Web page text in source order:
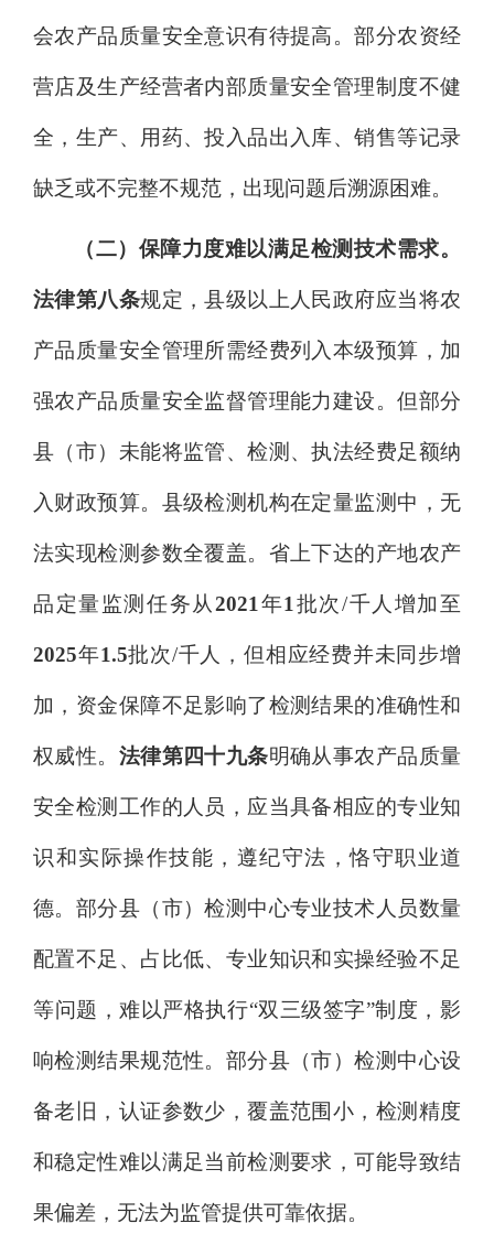
会农产品质量安全意识有待提高。部分农资经
营店及生产经营者内部质量安全管理制度不健
全，生产、用药、投入品出入库、销售等记录
缺乏或不完整不规范，出现问题后溯源困难。
（二）保障力度难以满足检测技术需求。
法律第八条规定，县级以上人民政府应当将农
产品质量安全管理所需经费列入本级预算，加
强农产品质量安全监督管理能力建设。但部分
县（市）未能将监管、检测、执法经费足额纳
入财政预算。县级检测机构在定量监测中，无
法实现检测参数全覆盖。省上下达的产地农产
品定量监测任务从2021年1批次/千人增加至
2025年1.5批次/千人，但相应经费并未同步增
加，资金保障不足影响了检测结果的准确性和
权威性。 法律第四十九条明确从事农产品质量
安全检测工作的人员，应当具备相应的专业知
识和实际操作技能，遵纪守法，恪守职业道
德。部分县（市）检测中心专业技术人员数量
配置不足、占比低、专业知识和实操经验不足
等问题，难以严格执行“双三级签字”制度，影
响检测结果规范性。部分县（市）检测中心设
备老旧，认证参数少，覆盖范围小，检测精度
和稳定性难以满足当前检测要求，可能导致结
果偏差，无法为监管提供可靠依据。